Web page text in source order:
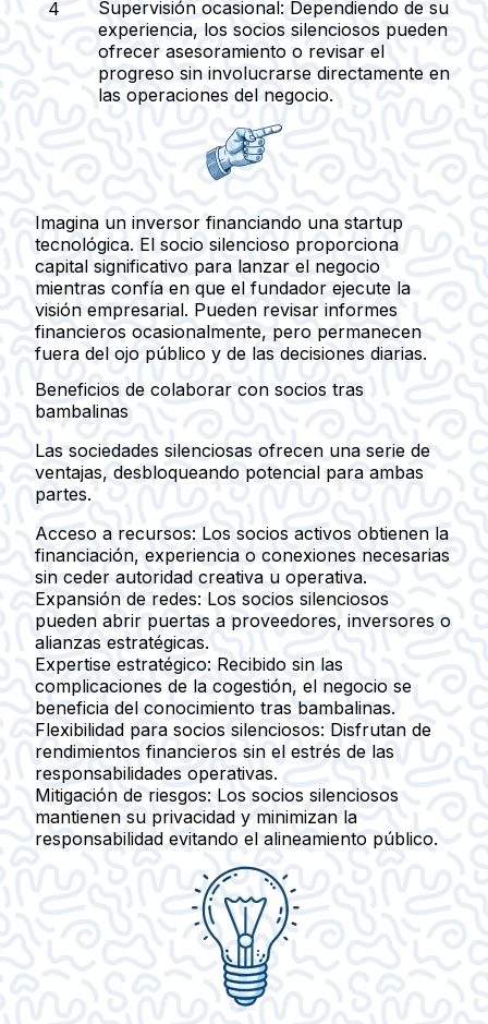
Supervisión ocasional: Dependiendo de su
experiencia, los socios silenciosos pueden
ofrecer asesoramiento o revisar el
progreso sin involucrarse directamente en
las operaciones del negocio.
Imagina un inversor financiando una startup
tecnológica. El socio silencioso proporciona
capital significativo para lanzar el negocio
mientras confía en que el fundador ejecute la
visión empresarial. Pueden revisar informes
financieros ocasionalmente, pero permanecen
fuera del ojo público y de las decisiones diarias.
Beneficios de colaborar con socios tras
bambalinas
Las sociedades silenciosas ofrecen una serie de
ventajas, desbloqueando potencial para ambas
partes.
Acceso a recursos: Los socios activos obtienen la
financiación, experiencia o conexiones necesarias
sin ceder autoridad creativa u operativa.
Expansión de redes: Los socios silenciosos
pueden abrir puertas a proveedores, inversores o
alianzas estratégicas.
Expertise estratégico: Recibido sin las
complicaciones de la cogestión, el negocio se
beneficia del conocimiento tras bambalinas.
Flexibilidad para socios silenciosos: Disfrutan de
rendimientos financieros sin el estrés de las
responsabilidades operativas.
Mitigación de riesgos: Los socios silenciosos
mantienen su privacidad y minimizan la
responsabilidad evitando el alineamiento público.